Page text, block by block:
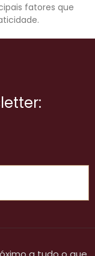
fatores que